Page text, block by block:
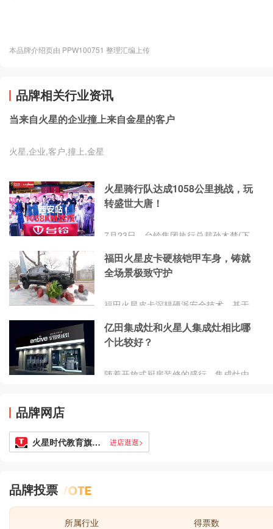
本品牌介绍页由 PPW100751 整理汇编上传
品牌相关行业资讯
当来自火星的企业撞上来自金星的客户
火星,企业,客户,撞上,金星
火星骑行队达成1058公里挑战，玩
转盛世大唐！
7月23日，台铃集团执行总裁孙木楚(下
探寻古都魅力，赴一场穿越时空的火星
市集。而行至此处，他们已骑行1058公
福田火星皮卡硬核铠甲车身，铸就
全场景极致守护
福田火星皮卡深耕硬派安全技术，基于
高强笼式车身+全维度防护为核心，用
硬核材料、科学结构与严苛测试，打造
成为全尺寸皮卡安全标杆。
亿田集成灶和火星人集成灶相比哪
个比较好？
随着开放式厨房装修的盛行，集成灶由
如何呢?接下来小编就从吸烟效果、颜
值设计、清洁便利度三个方面来说道一
品牌网店
火星时代教育旗舰店 进店逛逛>
品牌投票
所属行业 得票数